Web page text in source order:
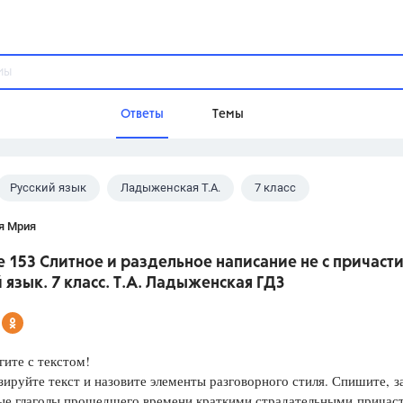
Ответы Темы
Домашнее задание
Разумовская М.М.,Габриелян
Русский язык Ладыженская Т.А. 7 класс
Мрия
153 Слитное и раздельное написание не с
язык. 7 класс. Т.А. Ладыженская ГДЗ
с текстом!
текст и назовите элементы разговорного стиля. Спишите,